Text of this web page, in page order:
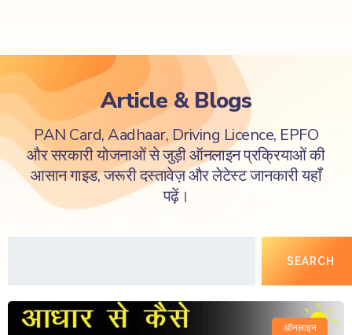
Article & Blogs
PAN Card, Aadhaar, Driving Licence, EPFO
और सरकारी योजनाओं से जुड़ी ऑनलाइन प्रक्रियाओं की
आसान गाइड, जरूरी दस्तावेज़ और लेटेस्ट जानकारी यहाँ
पढ़ें।
SEARCH
ऑनलाइन